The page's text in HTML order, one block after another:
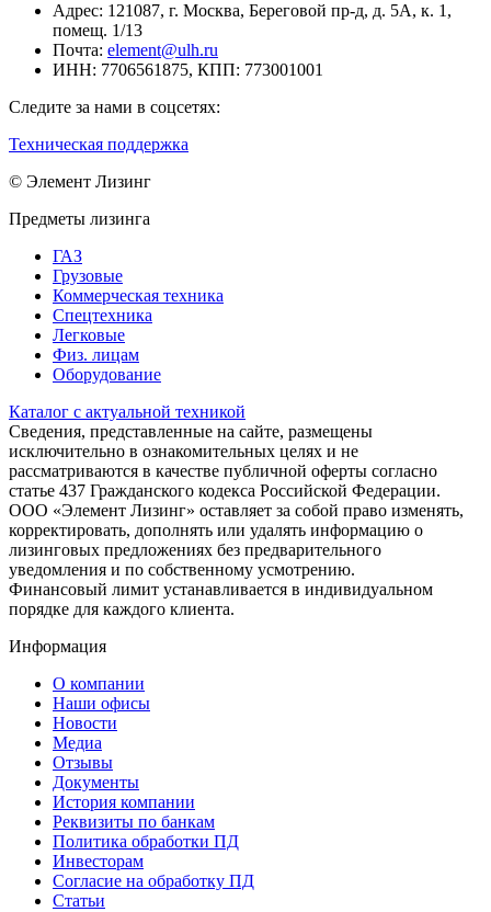
Адрес: 121087, г. Москва, Береговой пр-д, д. 5А, к. 1,
помещ. 1/13
Почта: element@ulh.ru
ИНН: 7706561875, КПП: 773001001
Следите за нами в соцсетях:
Техническая поддержка
© Элемент Лизинг
Предметы лизинга
ГАЗ
Грузовые
Коммерческая техника
Спецтехника
Легковые
Физ. лицам
Оборудование
Каталог с актуальной техникой
Сведения, представленные на сайте, размещены
исключительно в ознакомительных целях и не
рассматриваются в качестве публичной оферты согласно
статье 437 Гражданского кодекса Российской Федерации.
ООО «Элемент Лизинг» оставляет за собой право изменять,
корректировать, дополнять или удалять информацию о
лизинговых предложениях без предварительного
уведомления и по собственному усмотрению.
Финансовый лимит устанавливается в индивидуальном
порядке для каждого клиента.
Информация
О компании
Наши офисы
Новости
Медиа
Отзывы
Документы
История компании
Реквизиты по банкам
Политика обработки ПД
Инвесторам
Согласие на обработку ПД
Статьи